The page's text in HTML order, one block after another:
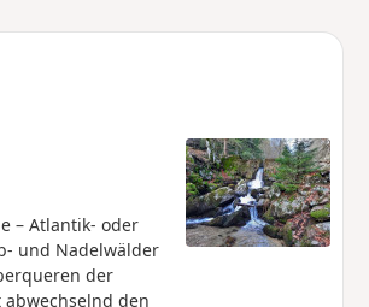
– Atlantik- oder
und Nadelwälder
der
den